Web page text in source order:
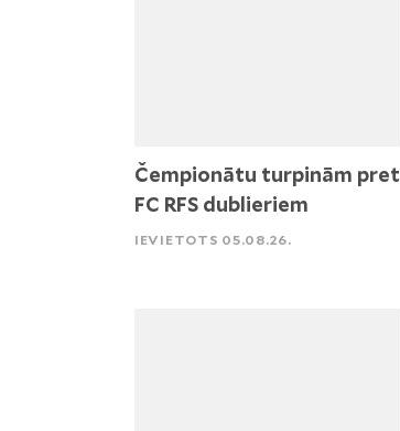
Čempionātu turpinām pret
FC RFS dublieriem
IEVIETOTS 05.08.26.